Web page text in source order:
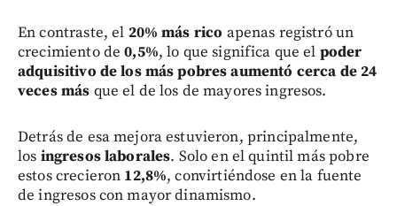
En contraste, el 20% más rico apenas registró un
crecimiento de0,5%, lo que significa que el poder
adquisitivo de los más pobres aumentó cerca de 24
veces más que el de los de mayores ingresos.
Detrás de esa mejora estuvieron, principalmente,
los ingresos laborales. Solo en el quintil más pobre
estos crecieron 12,8%, convirtiéndose en la fuente
de ingresos con mayor dinamismo.